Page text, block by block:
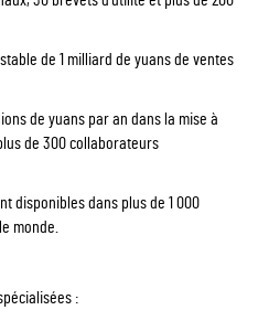
de 1 milliard de yuans de ventes
de yuans par an dans la mise à
de 300 collaborateurs
disponibles dans plus de 1 000
monde.
: